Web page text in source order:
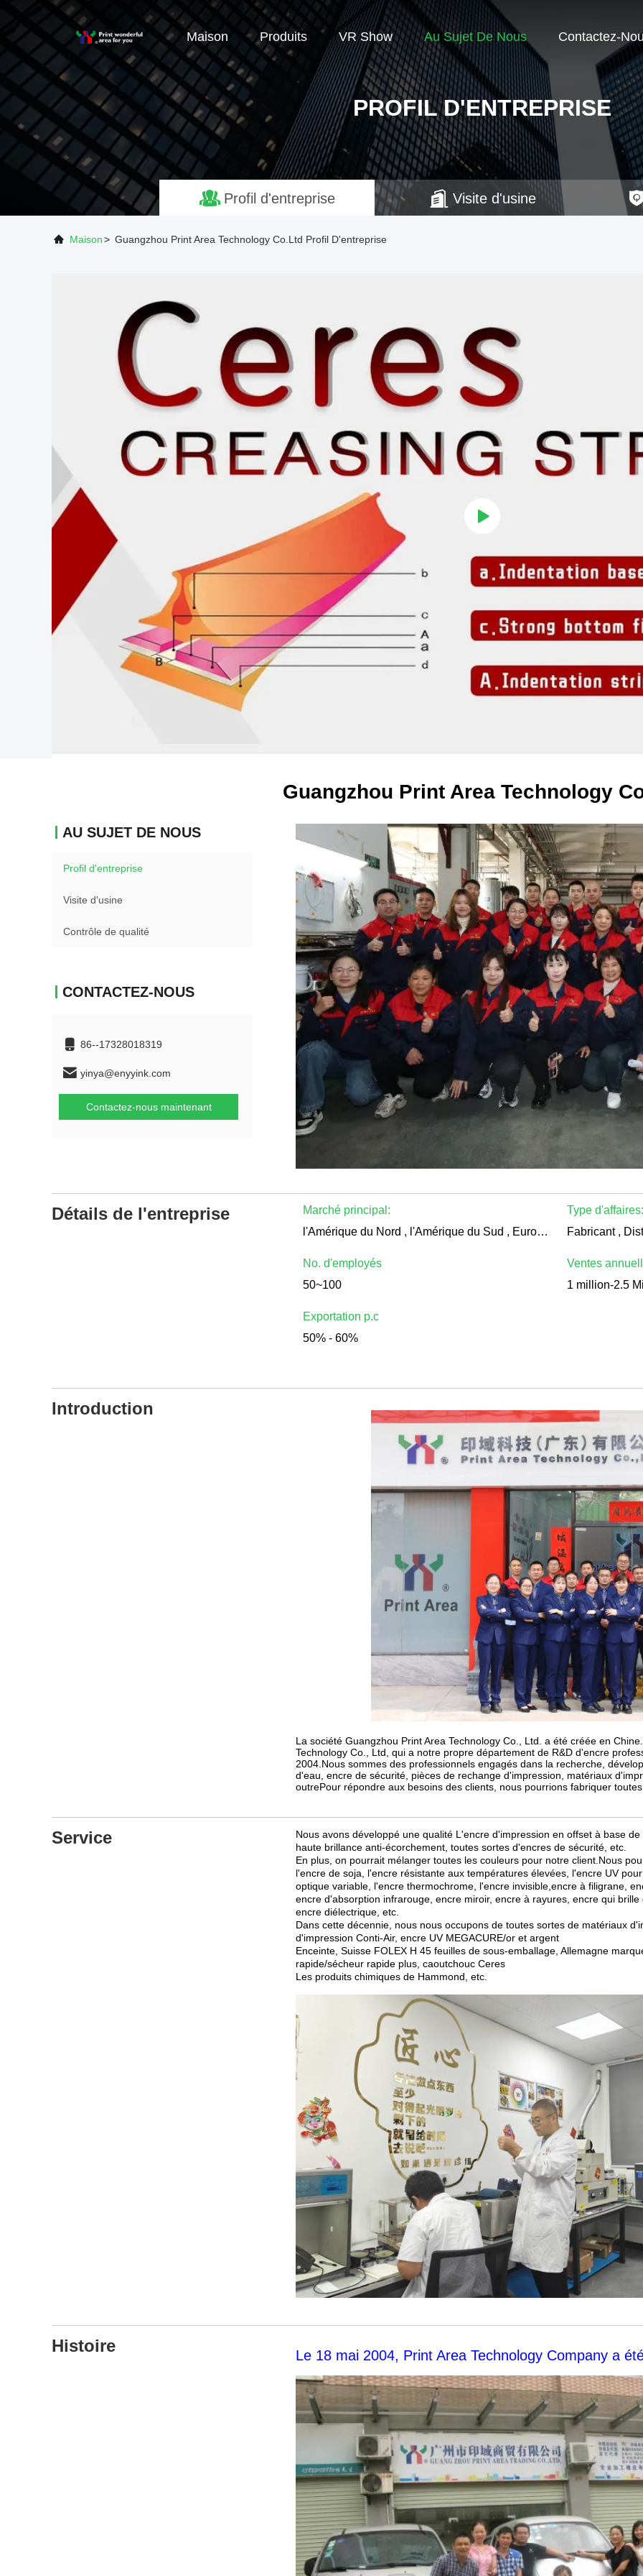
Maison Produits VR Show Au Sujet De Nous Contactez-
PROFIL D'ENTREPRISE
Profil d'entreprise Visite d'usine
Maison> Guangzhou Print Area Technology Co.Ltd Profil D'entreprise
Guangzhou Print Area Technology
AU SUJET DE NOUS
Profil d'entreprise
Visite d'usine
Contrôle de qualité
CONTACTEZ-NOUS
86--17328018319
yinya@enyyink.com
Contactez-nous maintenant
Détails de l'entreprise
Marché principal:
l'Amérique du Nord , l'Amérique du Sud , Europe de l'Ouest , Europe de l'Est , l'Asie orientale , Asie du Sud , Moyen-Orient , Afrique , Océanie , International
Type
Fabricant ,
No. d'employés
50~100
Ventes
1 million-2.5
Exportation p.c
50% - 60%
Introduction
La société Guangzhou Print Area Technology Co., Ltd. a été créée en Chine.
Technology Co., Ltd, qui a notre propre département de R&D d'encre
2004.Nous sommes des professionnels engagés dans la recherche,
d'eau, encre de sécurité, pièces de rechange d'impression, matériaux
outrePour répondre aux besoins des clients, nous pourrions fabriquer
Service Nous avons développé une qualité L'encre d'impression en offset à base
haute brillance anti-écorchement, toutes sortes d'encres de sécurité, etc.
En plus, on pourrait mélanger toutes les couleurs pour notre client. Nous
l'encre de soja, l'encre résistante aux températures élevées, l'encre UV
optique variable, l'encre thermochrome, l'encre invisible,encre à filigrane,
encre d'absorption infrarouge, encre miroir, encre à rayures, encre qui
encre diélectrique, etc.
Dans cette décennie, nous nous occupons de toutes sortes de matériaux
d'impression Conti-Air, encre UV MEGACURE/or et argent
Enceinte, Suisse FOLEX H 45 feuilles de sous-emballage, Allemagne
rapide/sécheur rapide plus, caoutchouc Ceres
Les produits chimiques de Hammond, etc.
Histoire Le 18 mai 2004, Print Area Technology Company a